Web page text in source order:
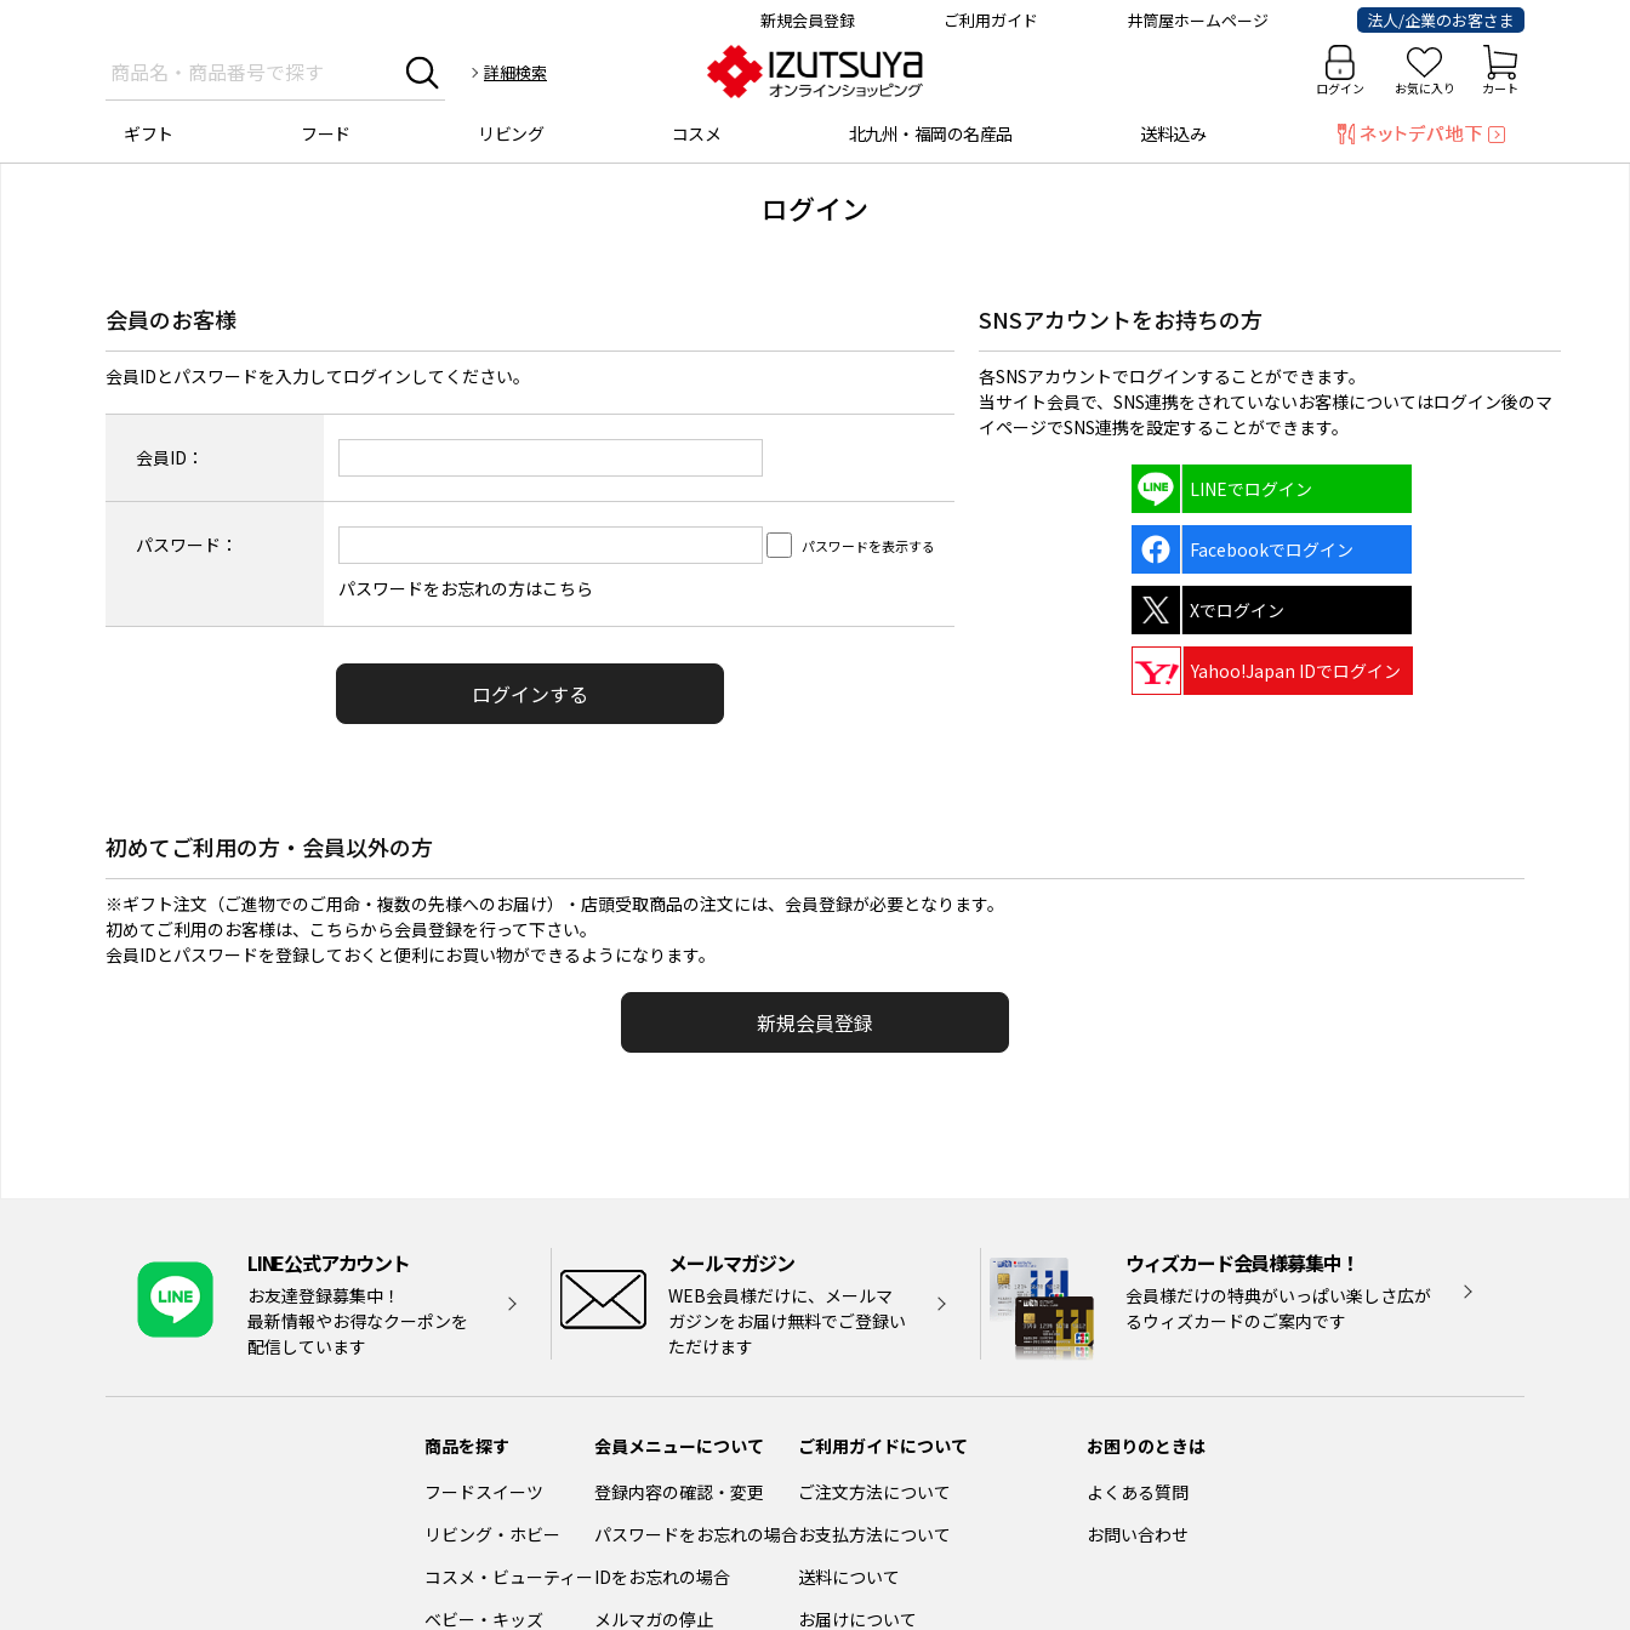
新規会員登録 ご利用ガイド 井筒屋ホームページ 法人/企業のお客さま
詳細検索
ログイン お気に入り カート
ギフト フード リビング コスメ 北九州・福岡の名産品 送料込み
ログイン
会員のお客様
会員IDとパスワードを入力してログインしてください。
会員ID：
パスワード： パスワードを表示する
パスワードをお忘れの方はこちら
SNSアカウントをお持ちの方
各SNSアカウントでログインすることができます。
当サイト会員で、SNS連携をされていないお客様についてはログイン後のマ
イページでSNS連携を設定することができます。
LINEでログイン
Facebookでログイン
Xでログイン
Yahoo!Japan IDでログイン
初めてご利用の方・会員以外の方
※ギフト注文（ご進物でのご用命・複数の先様へのお届け）・店頭受取商品の注文には、会員登録が必要となります。
初めてご利用のお客様は、こちらから会員登録を行って下さい。
会員IDとパスワードを登録しておくと便利にお買い物ができるようになります。
LINE公式アカウント
お友達登録募集中！
最新情報やお得なクーポンを
配信しています
メールマガジン
WEB会員様だけに、メールマ
ガジンをお届け無料でご登録い
ただけます
ウィズカード会員様募集中！
会員様だけの特典がいっぱい楽しさ広が
るウィズカードのご案内です
商品を探す
フードスイーツ
リビング・ホビー
コスメ・ビューティー
ベビー・キッズ
会員メニューについて
登録内容の確認・変更
パスワードをお忘れの場合
IDをお忘れの場合
メルマガの停止
ご利用ガイドについて
ご注文方法について
お支払方法について
送料について
お届けについて
お困りのときは
よくある質問
お問い合わせ